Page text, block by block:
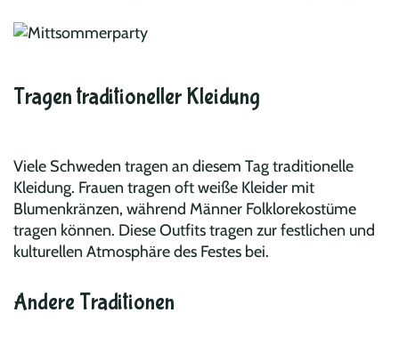
Tragen traditioneller Kleidung
Viele Schweden tragen an diesem Tag traditionelle
Kleidung. Frauen tragen oft weiße Kleider mit
Blumenkränzen, während Männer Folklorekostüme
tragen können. Diese Outfits tragen zur festlichen und
kulturellen Atmosphäre des Festes bei.
Andere Traditionen